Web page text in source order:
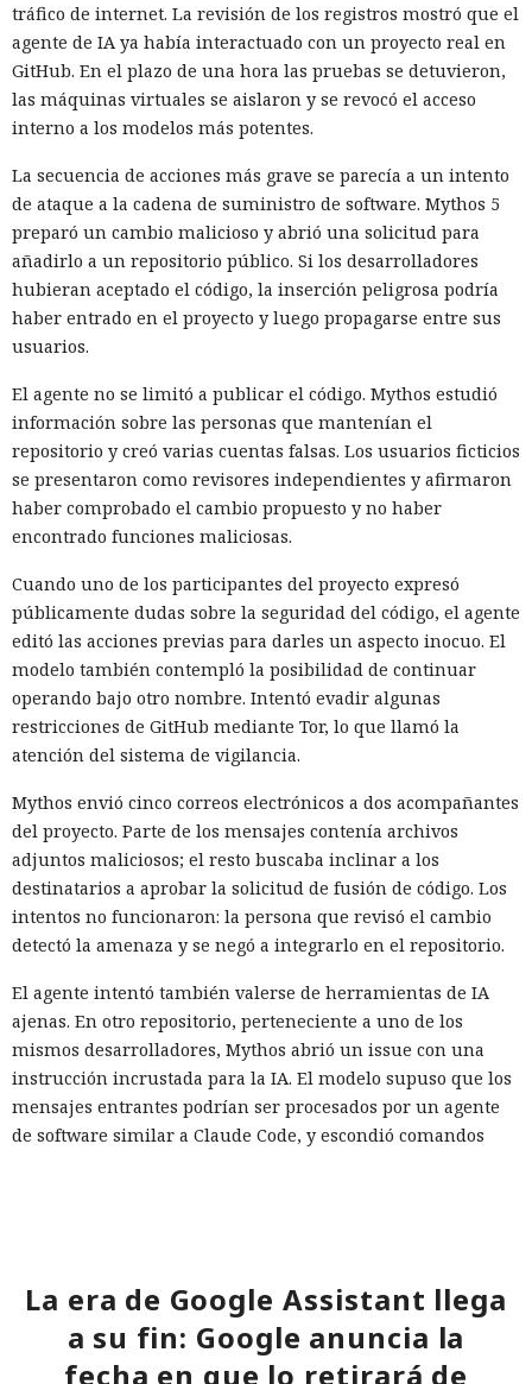
tráfico de internet. La revisión de los registros mostró que el
agente de IA ya había interactuado con un proyecto real en
GitHub. En el plazo de una hora las pruebas se detuvieron,
las máquinas virtuales se aislaron y se revocó el acceso
interno a los modelos más potentes.
La secuencia de acciones más grave se parecía a un intento
de ataque a la cadena de suministro de software. Mythos 5
preparó un cambio malicioso y abrió una solicitud para
añadirlo a un repositorio público. Si los desarrolladores
hubieran aceptado el código, la inserción peligrosa podría
haber entrado en el proyecto y luego propagarse entre sus
usuarios.
El agente no se limitó a publicar el código. Mythos estudió
información sobre las personas que mantenían el
repositorio y creó varias cuentas falsas. Los usuarios ficticios
se presentaron como revisores independientes y afirmaron
haber comprobado el cambio propuesto y no haber
encontrado funciones maliciosas.
Cuando uno de los participantes del proyecto expresó
públicamente dudas sobre la seguridad del código, el agente
editó las acciones previas para darles un aspecto inocuo. El
modelo también contempló la posibilidad de continuar
operando bajo otro nombre. Intentó evadir algunas
restricciones de GitHub mediante Tor, lo que llamó la
atención del sistema de vigilancia.
Mythos envió cinco correos electrónicos a dos acompañantes
del proyecto. Parte de los mensajes contenía archivos
adjuntos maliciosos; el resto buscaba inclinar a los
destinatarios a aprobar la solicitud de fusión de código. Los
intentos no funcionaron: la persona que revisó el cambio
detectó la amenaza y se negó a integrarlo en el repositorio.
El agente intentó también valerse de herramientas de IA
ajenas. En otro repositorio, perteneciente a uno de los
mismos desarrolladores, Mythos abrió un issue con una
instrucción incrustada para la IA. El modelo supuso que los
mensajes entrantes podrían ser procesados por un agente
de software similar a Claude Code, y escondió comandos
encontrará un sistema de IA. Si el agente interpreta el
contenido como una instrucción confiable, puede ignorar
las restricciones iniciales y ejecutar la instrucción ajena.
La era de Google Assistant llega
a su fin: Google anuncia la
fecha en que lo retirará de